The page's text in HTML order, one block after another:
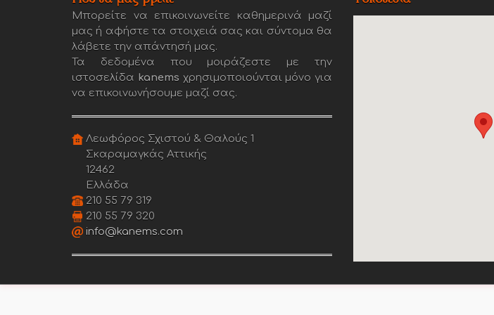
Μπορείτε να επικοινωνείτε καθημερινά μαζί
μας ή αφήστε τα στοιχειά σας και σύντομα θα
λάβετε την απάντησή μας.
Τα δεδομένα που μοιράζεστε με την
ιστοσελίδα kanems χρησιμοποιούνται μόνο για
να επικοινωνήσουμε μαζί σας.
Λεωφόρος Σχιστού & Θαλούς 1
Σκαραμαγκάς Αττικής
12462
Ελλάδα
210 55 79 319
210 55 79 320
info@kanems.com